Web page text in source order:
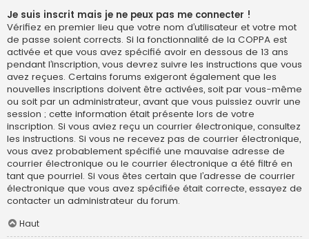
Je suis inscrit mais je ne peux pas me connecter !
Vérifiez en premier lieu que votre nom d’utilisateur et votre mot
de passe soient corrects. Si la fonctionnalité de la COPPA est
activée et que vous avez spécifié avoir en dessous de 13 ans
pendant l’inscription, vous devrez suivre les instructions que vous
avez reçues. Certains forums exigeront également que les
nouvelles inscriptions doivent être activées, soit par vous-même
ou soit par un administrateur, avant que vous puissiez ouvrir une
session ; cette information était présente lors de votre
inscription. Si vous aviez reçu un courrier électronique, consultez
les instructions. Si vous ne recevez pas de courrier électronique,
vous avez probablement spécifié une mauvaise adresse de
courrier électronique ou le courrier électronique a été filtré en
tant que pourriel. Si vous êtes certain que l’adresse de courrier
électronique que vous avez spécifiée était correcte, essayez de
contacter un administrateur du forum.
Haut